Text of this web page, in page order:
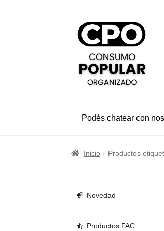
navegación
al
contenido
Podés chatear con
Inicio Productos
Novedad
Productos FAC.